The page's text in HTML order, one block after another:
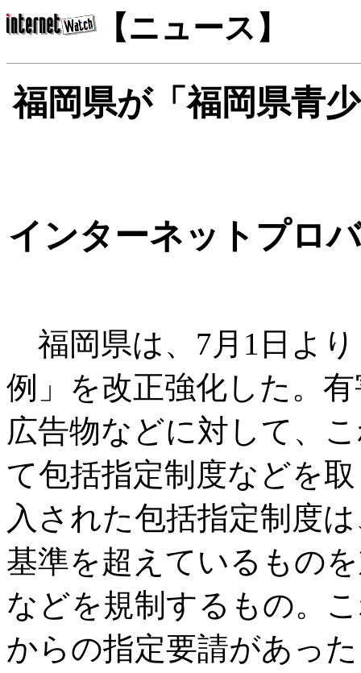
【ニュース】
福岡県が「福岡県青
インターネットプロ
福岡県は、7月1日よ
例」を改正強化した。
広告物などに対して、
て包括指定制度などを
入された包括指定制度
基準を超えているもの
などを規制するもの。
からの指定要請があっ